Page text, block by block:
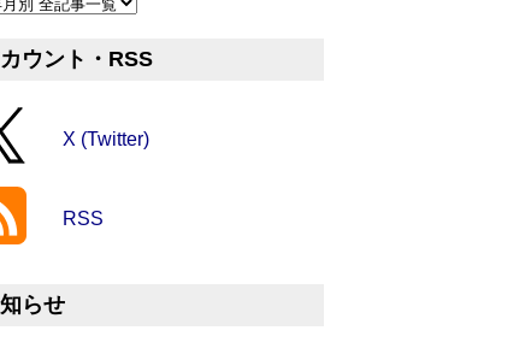
ウント・RSS
X (Twitter)
RSS
らせ